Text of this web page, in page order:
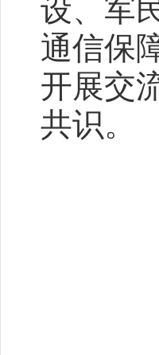
设、军
通信保
开展交
共识。